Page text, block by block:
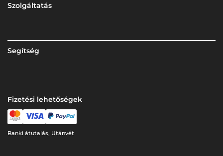
Szolgáltatás
Segítség
Fizetési lehetőségek
Banki átutalás, Utánvét